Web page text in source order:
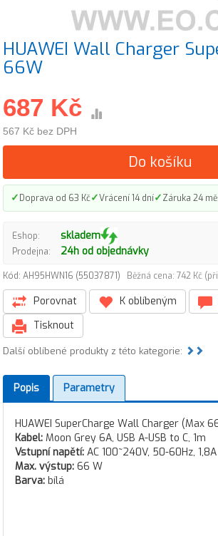
HUAWEI Wall Charger
66W
687 Kč
567 Kč bez DPH
Do košíku
✓Doprava od 63 Kč✓Vrácení 14 dní✓Záruka 24
Eshop: skladem
Prodejna: 24h od objednávky
Kód: AH95HWN16 (55037871) Běžná cena: 742 Kč
Porovnat K oblíbeným
Tisknout
Další oblíbené produkty z této kategorie:
Popis Parametry
HUAWEI SuperCharge Wall Charger (Max
Kabel: Moon Grey 6A, USB A-USB to C, 1m
Vstupní napětí: AC 100~240V, 50-60Hz, 1,8A
Max. výstup: 66 W
Barva: bílá